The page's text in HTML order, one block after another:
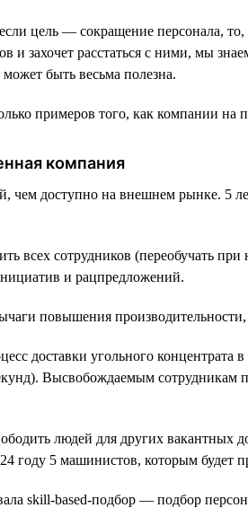
цель — сокращение персонала,
и захочет расстаться с ними, мы
быть весьма полезна.
примеров того, как компании на
компания
доступно на внешнем рынке. 5
всех сотрудников (переобучать
и рацпредложений.
повышения производительности,
доставки угольного концентрата
Высвобождаемым
людей для других вакантных
году 5 машинистов, которым будет
skill-based-подбор — подбор